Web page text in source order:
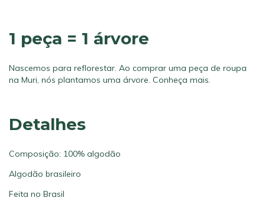
1 peça = 1 árvore
Nascemos para reflorestar. Ao comprar uma peça de roupa
na Muri, nós plantamos uma árvore. Conheça mais.
Detalhes
Composição: 100% algodão
Algodão brasileiro
Feita no Brasil